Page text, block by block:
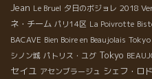
Jean Le Bruel 夕日のボジョレ 2018
ネ・チーム パリ14区 La Poivrotte
BACAVE Bien Boire en Beaujolais
シノン城 パトリス・ユグ Tokyo
セイユ アセンブラージュ シェフ・ロ